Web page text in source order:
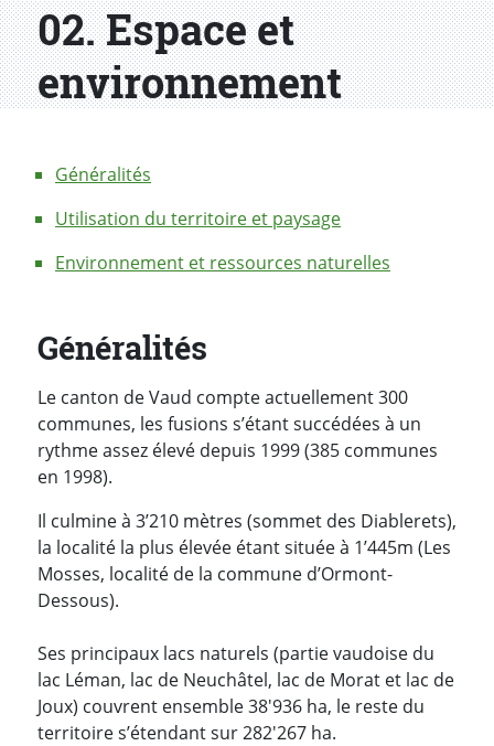
02. Espace et
environnement
Généralités
Utilisation du territoire et paysage
Environnement et ressources naturelles
Généralités
Le canton de Vaud compte actuellement 300
communes, les fusions s’étant succédées à un
rythme assez élevé depuis 1999 (385 communes
en 1998).
Il culmine à 3’210 mètres (sommet des Diablerets),
la localité la plus élevée étant située à 1’445m (Les
Mosses, localité de la commune d’Ormont-
Dessous).
Ses principaux lacs naturels (partie vaudoise du
lac Léman, lac de Neuchâtel, lac de Morat et lac de
Joux) couvrent ensemble 38'936 ha, le reste du
territoire s’étendant sur 282'267 ha.